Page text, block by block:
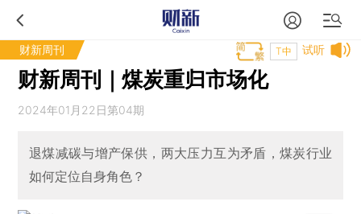
财新周刊 试听
T中
财新周刊｜煤炭重归市场化
2024年01月22日第04期
退煤减碳与增产保供，两大压力互为矛盾，煤炭行业
如何定位自身角色？